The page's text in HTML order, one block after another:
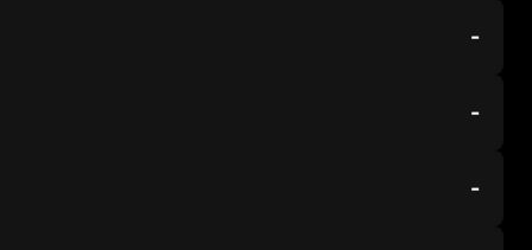
-
-
-